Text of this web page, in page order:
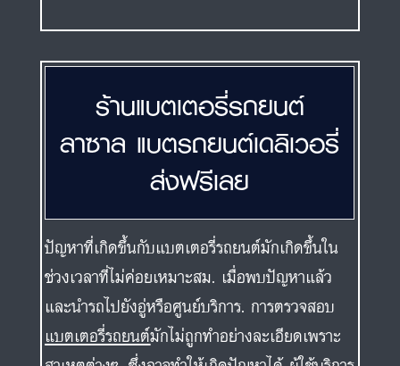
ลาซาล แบตรถยนต์เดลิเวอรี่
ส่งฟรีเลย
ปัญหาที่เกิดขึ้นกับแบตเตอรี่รถยนต์มักเกิดขึ้นใน
ช่วงเวลาที่ไม่ค่อยเหมาะสม. เมื่อพบปัญหาแล้ว
และนำรถไปยังอู่หรือศูนย์บริการ. การตรวจสอบ
แบตเตอรี่รถยนต์มักไม่ถูกทำอย่างละเอียดเพราะ
สาเหตุต่างๆ. ซึ่งอาจทำให้เกิดปัญหาได้ ผู้ใช้บริการ
มักพบกับความไม่พอใจเมื่อรถไม่สามารถเริ่มต้นได้.
โดยมักเกิดในช่วงเวลาที่ต้องใช้รถอย่างเร่งด่วน
เช่น ตอนต้องเข้าร่วมการประชุมหรือนัดหมาย